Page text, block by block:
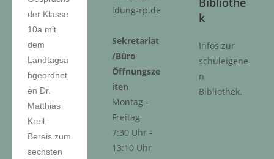
ldung-rp.de
Sekretariat
/Büro
Öffnungsze
iten
Montag -
Freitag
7:30 Uhr -
13:10 Uhr
der Klasse
10a mit
dem
Landtagsa
bgeordnet
en Dr.
Matthias
Krell.
Bereis zum
sechsten
k
Infos zur
schuleigene
n
Bibliothek.